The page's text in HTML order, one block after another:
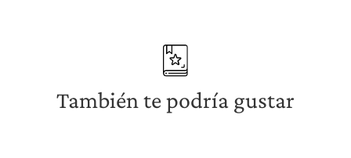
También te podría gustar